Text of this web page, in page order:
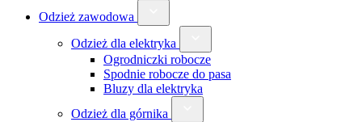
Odzież zawodowa
Odzież dla elektryka
Ogrodniczki robocze
Spodnie robocze do pasa
Bluzy dla elektryka
Odzież dla górnika